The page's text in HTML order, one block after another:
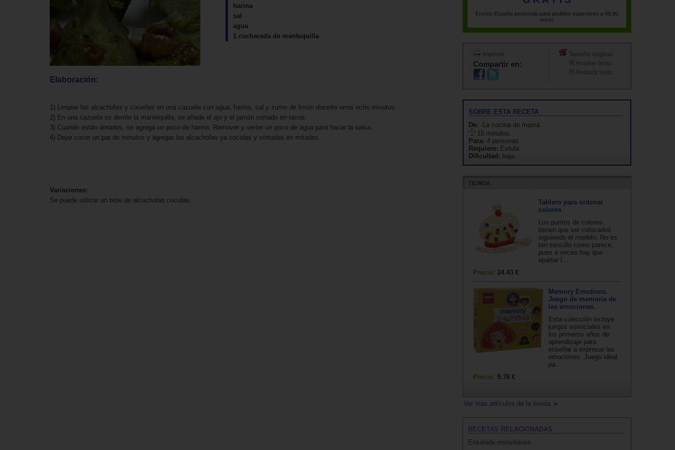
harina
sal
agua
1 cucharada de mantequilla
Elaboración:
1) Limpiar las alcachofas y cocerlas en una cazuela con agua, harina, sal y zumo de limón durante unos ocho minutos.
2) En una cazuela se derrite la mantequilla, se añade el ajo y el jamón cortado en tacos.
3) Cuando están dorados, se agrega un poco de harina. Remover y verter un poco de agua para hacer la salsa.
4) Dejar cocer un par de minutos y agregar las alcachofas ya cocidas y cortadas en mitades.
Variaciones:
Se puede utilizar un bote de alcachofas cocidas.
Envíos España península para pedidos superiores a 49,90
euros
Imprimir
Compartir en:
Tamaño original
Ampliar texto
Reducir texto
SOBRE ESTA RECETA
De: -La cocina de mamá
15 minutos.
Para: 4 personas
Requiere: Estufa
Dificultad: baja
Tablero para ordenar
colores
Los puntos de colores
tienen que ser colocados
siguiendo el modelo. No es
tan sencillo como parece,
pues a veces hay que
apartar l...
Precio: 24.43 €
Memory Emotions.
Juego de memoria de
las emociones.
Esta colección incluye
juegos esenciales en
los primeros años de
aprendizaje para
enseñar a expresar las
emociones. Juego ideal
pa...
Precio: 9.78 €
Ver más artículos de la tienda
RECETAS RELACIONADAS
Ensalada instantánea